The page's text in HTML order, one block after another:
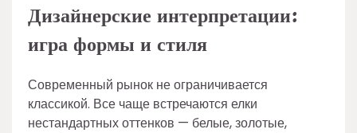
Дизайнерские интерпретации:
игра формы и стиля
Современный рынок не ограничивается
классикой. Все чаще встречаются елки
нестандартных оттенков — белые, золотые,